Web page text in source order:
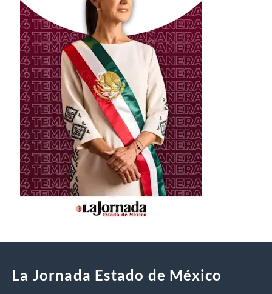
La Jornada Estado de México